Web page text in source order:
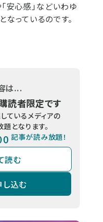
安心感」などいわゆ
なっているのです。
は...
読者限定です
ているメディアの
となります。
記事が読み放題！
読む
込む